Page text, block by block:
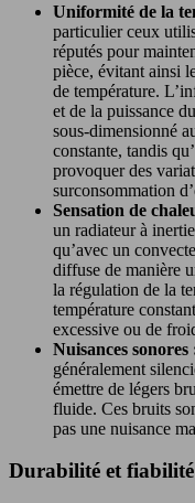
Uniformité de la
particulier ceux
réputés pour
pièce, évitant ainsi
de température.
et de la puissance
sous-dimensionné
constante, tandis
provoquer des
surconsommation
Sensation de
un radiateur à
qu’avec un
diffuse de manière
la régulation de la
température
excessive ou de
Nuisances sonores
généralement
émettre de légers
fluide. Ces bruits
pas une nuisance
Durabilité et fiabilité